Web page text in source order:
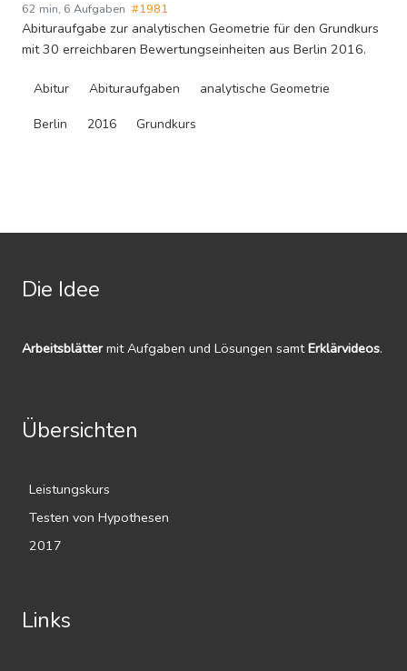
62 min, 6 Aufgaben #1981
Abituraufgabe zur analytischen Geometrie für den Grundkurs
mit 30 erreichbaren Bewertungseinheiten aus Berlin 2016.
Abitur Abituraufgaben analytische Geometrie
Berlin 2016 Grundkurs
Die Idee
Arbeitsblättermit Aufgaben und Lösungen samtErklärvideos.
Übersichten
Leistungskurs
Testen von Hypothesen
2017
Links